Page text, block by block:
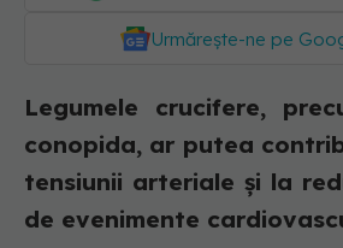
Urmărește-ne pe
Legumele crucifere,
conopida, ar putea
tensiunii arteriale și la
de evenimente